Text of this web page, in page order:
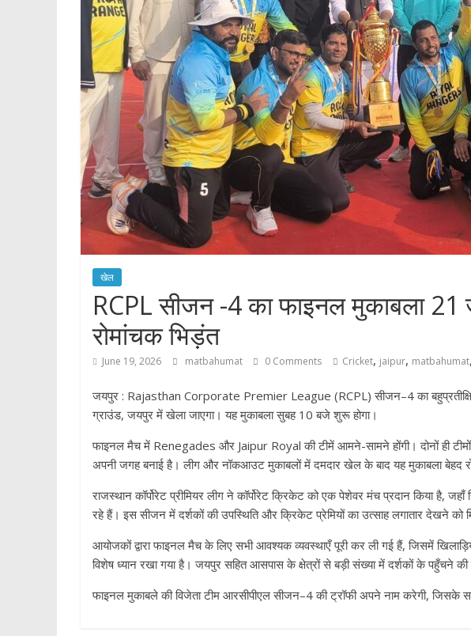
खेल
RCPL सीजन -4 का फाइनल मुकाबला 21
रोमांचक भिड़ंत
June 19, 2026 matbahumat 0 Comments Cricket, jaipur, matbahumat,
जयपुर : Rajasthan Corporate Premier League (RCPL) सीजन–4 का
ग्राउंड, जयपुर में खेला जाएगा। यह मुकाबला सुबह 10 बजे शुरू होगा।
फाइनल मैच में Renegades और Jaipur Royal की टीमें आमने-सामने होंगी। दोनों ही
अपनी जगह बनाई है। लीग और नॉकआउट मुकाबलों में दमदार खेल के बाद यह मुकाबला बेहद
राजस्थान कॉर्पोरेट प्रीमियर लीग ने कॉर्पोरेट क्रिकेट को एक पेशेवर मंच प्रदान किया है,
रहे हैं। इस सीजन में दर्शकों की उपस्थिति और क्रिकेट प्रेमियों का उत्साह लगातार देखने को
आयोजकों द्वारा फाइनल मैच के लिए सभी आवश्यक व्यवस्थाएँ पूरी कर ली गई हैं, जिसमें
विशेष ध्यान रखा गया है। जयपुर सहित आसपास के क्षेत्रों से बड़ी संख्या में दर्शकों के पहुँचने की
फाइनल मुकाबले की विजेता टीम आरसीपीएल सीजन–4 की ट्रॉफी अपने नाम करेगी, जिसके